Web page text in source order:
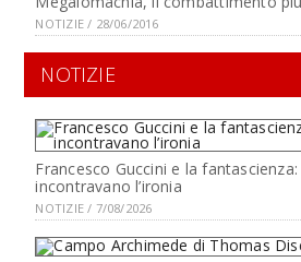
NOTIZIE / 28/06/2016
NOTIZIE
Francesco Guccini e la
incontravano l’ironia
NOTIZIE / 7/08/2026